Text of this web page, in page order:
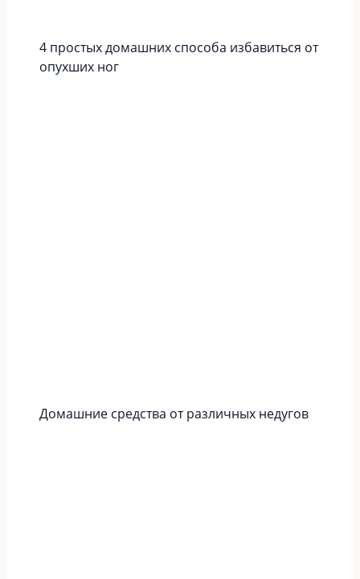
4 простых домашних способа избавиться от
опухших ног
Домашние средства от различных недугов